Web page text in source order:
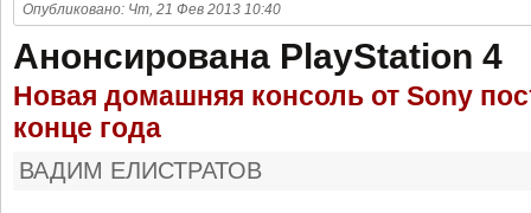
Опубликовано: Чт, 21 Фев 2013 10:40
Анонсирована PlayStation 4
Новая домашняя консоль от Sony
конце года
ВАДИМ ЕЛИСТРАТОВ